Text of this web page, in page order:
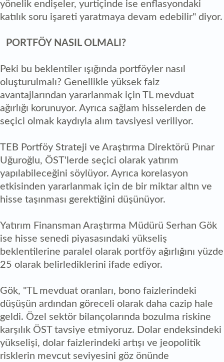
yönelik endişeler, yurtiçinde ise enflasyondaki
katılık soru işareti yaratmaya devam edebilir" diyor.
PORTFÖY NASIL OLMALI?
Peki bu beklentiler ışığında portföyler nasıl
oluşturulmalı? Genellikle yüksek faiz
avantajlarından yararlanmak için TL mevduat
ağırlığı korunuyor. Ayrıca sağlam hisselerden de
seçici olmak kaydıyla alım tavsiyesi veriliyor.
TEB Portföy Strateji ve Araştırma Direktörü Pınar
Uğuroğlu, ÖST'lerde seçici olarak yatırım
yapılabileceğini söylüyor. Ayrıca korelasyon
etkisinden yararlanmak için de bir miktar altın ve
hisse taşınması gerektiğini düşünüyor.
Yatırım Finansman Araştırma Müdürü Serhan Gök
ise hisse senedi piyasasındaki yükseliş
beklentilerine paralel olarak portföy ağırlığını yüzde
25 olarak belirlediklerini ifade ediyor.
Gök, "TL mevduat oranları, bono faizlerindeki
düşüşün ardından göreceli olarak daha cazip hale
geldi. Özel sektör bilançolarında bozulma riskine
karşılık ÖST tavsiye etmiyoruz. Dolar endeksindeki
yükselişi, dolar faizlerindeki artışı ve jeopolitik
risklerin mevcut seviyesini göz önünde